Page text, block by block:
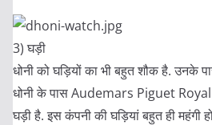
3) घड़ी
धोनी को घड़ियों का भी बहुत शौक है. उनके
धोनी के पास Audemars Piguet
घड़ी है. इस कंपनी की घड़ियां बहुत ही महंगी